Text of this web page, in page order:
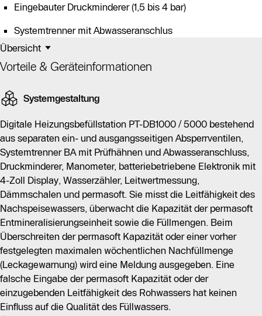
Eingebauter Druckminderer (1,5 bis 4 bar)
Systemtrenner mit Abwasseranschlus
Übersicht
Vorteile & Geräteinformationen
Systemgestaltung
Digitale Heizungsbefüllstation PT-DB1000 / 5000 bestehend
aus separaten ein- und ausgangsseitigen Absperrventilen,
Systemtrenner BA mit Prüfhähnen und Abwasseranschluss,
Druckminderer, Manometer, batteriebetriebene Elektronik mit
4-Zoll Display, Wasserzähler, Leitwertmessung,
Dämmschalen und permasoft. Sie misst die Leitfähigkeit des
Nachspeisewassers, überwacht die Kapazität der permasoft
Entmineralisierungseinheit sowie die Füllmengen. Beim
Überschreiten der permasoft Kapazität oder einer vorher
festgelegten maximalen wöchentlichen Nachfüllmenge
(Leckagewarnung) wird eine Meldung ausgegeben. Eine
falsche Eingabe der permasoft Kapazität oder der
einzugebenden Leitfähigkeit des Rohwassers hat keinen
Einfluss auf die Qualität des Füllwassers.